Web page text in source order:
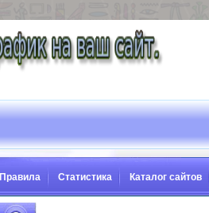
Правила Статистика Каталог сайтов